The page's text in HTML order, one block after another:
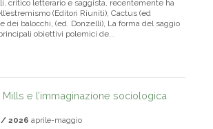
critico letterario e saggista, recentemente ha
(Editori Riuniti), Cactus (ed
dei balocchi, (ed. Donzelli), La forma del saggio
obiettivi polemici de...
Mills e l’immaginazione sociologica
/ 2026 aprile-maggio